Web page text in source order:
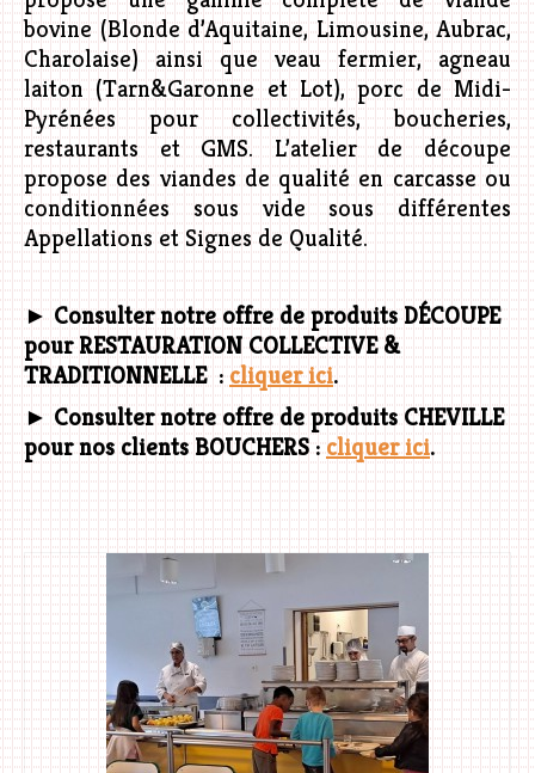
bovine (Blonde d’Aquitaine, Limousine, Aubrac,
Charolaise) ainsi que veau fermier, agneau
laiton (Tarn&Garonne et Lot), porc de Midi-
Pyrénées pour collectivités, boucheries,
restaurants et GMS. L’atelier de découpe
propose des viandes de qualité en carcasse ou
conditionnées sous vide sous différentes
Appellations et Signes de Qualité.
► Consulter notre offre de produits DÉCOUPE
pour RESTAURATION COLLECTIVE &
TRADITIONNELLE : cliquer ici.
► Consulter notre offre de produits CHEVILLE
pour nos clients BOUCHERS : cliquer ici.